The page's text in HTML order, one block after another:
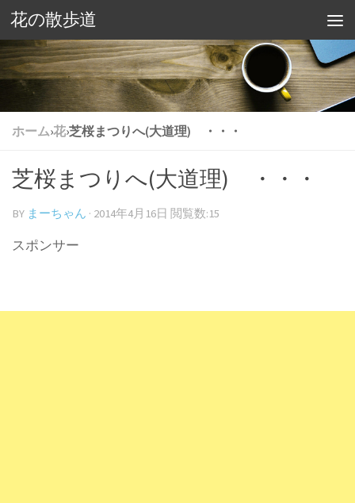
花の散歩道
ホーム›花›芝桜まつりへ(大道理) ・・・
芝桜まつりへ(大道理) ・・・
BY まーちゃん · 2014年4月16日 閲覧数:15
スポンサー